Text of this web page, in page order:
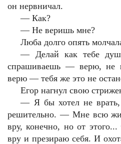
он нервничал.
—Как?
—Не веришь мне?
Люба долго опять
— Делай как тебе
спрашиваешь — верю, не
верю — тебя же это не
Егор нагнул свою
— Я бы хотел не
решительно. — Мне всю
вру, конечно, но от
вру и презираю себя. И